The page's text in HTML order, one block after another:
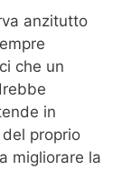
anzitutto
che un
in
proprio
migliorare la